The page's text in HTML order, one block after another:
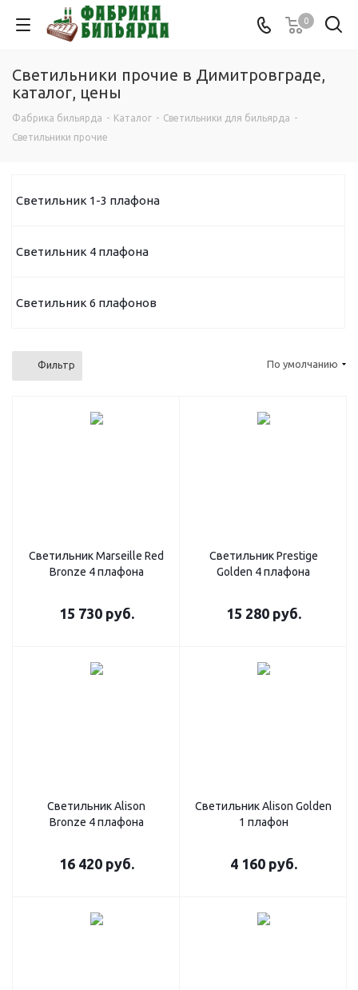
0
Светильники прочие в Димитровграде,
каталог, цены
Фабрика бильярда - Каталог - Светильники для бильярда -
Светильники прочие
Светильник 1-3 плафона
Светильник 4 плафона
Светильник 6 плафонов
Фильтр По умолчанию
Светильник Marseille Red
Bronze 4 плафона
15 730руб.
Светильник Prestige
Golden 4 плафона
15 280руб.
Светильник Alison
Bronze 4 плафона
16 420руб.
Светильник Alison Golden
1 плафон
4 160руб.